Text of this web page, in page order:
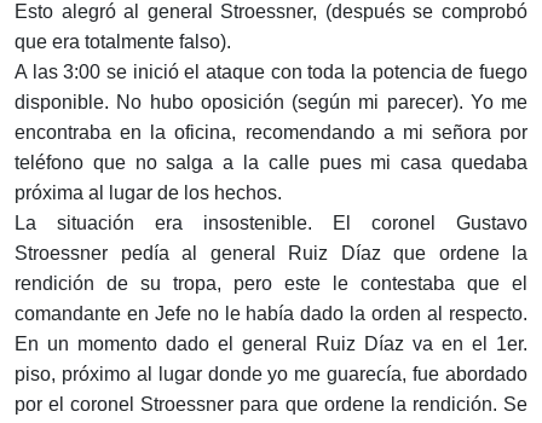
Esto alegró al general Stroessner, (después se comprobó
que era totalmente falso).
A las 3:00 se inició el ataque con toda la potencia de fuego
disponible. No hubo oposición (según mi parecer). Yo me
encontraba en la oficina, recomendando a mi señora por
teléfono que no salga a la calle pues mi casa quedaba
próxima al lugar de los hechos.
La situación era insostenible. El coronel Gustavo
Stroessner pedía al general Ruiz Díaz que ordene la
rendición de su tropa, pero este le contestaba que el
comandante en Jefe no le había dado la orden al respecto.
En un momento dado el general Ruiz Díaz va en el 1er.
piso, próximo al lugar donde yo me guarecía, fue abordado
por el coronel Stroessner para que ordene la rendición. Se